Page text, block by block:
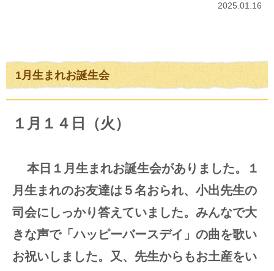
2025.01.16
1月生まれお誕生会
１月１４日（火）
本日１月生まれお誕生会がありました。１
月生まれのお友達は５名おられ、小出先生の
司会にしっかり答えていました。みんなで大
きな声で「ハッピーバースデイ」の曲を歌い
お祝いしました。又、先生からもお土産をい